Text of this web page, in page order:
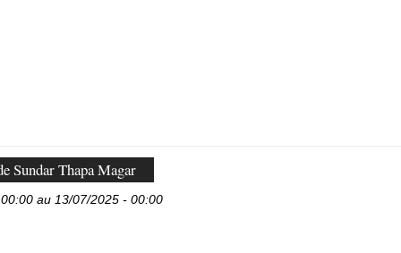
Sundar Thapa Magar
au 13/07/2025 - 00:00